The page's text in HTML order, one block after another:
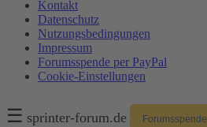
Kontakt
Datenschutz
Nutzungsbedingungen
Impressum
Forumsspende per PayPal
Cookie-Einstellungen
☰ sprinter-forum.de Forumsspende